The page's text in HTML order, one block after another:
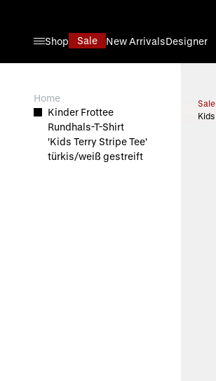
Shop
Sale New ArrivalsDesigner
Home
Kinder Frottee
Rundhals-T-Shirt
'Kids Terry Stripe Tee'
türkis/weiß gestreift
Sale
Kids